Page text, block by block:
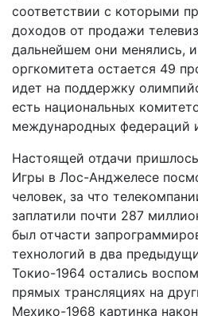
соответствии с которыми
доходов от продажи
дальнейшем они менялись,
оргкомитета остается 49
идет на поддержку
есть национальных
международных федераций
Настоящей отдачи
Игры в Лос-Анджелесе
человек, за что
заплатили почти 287
был отчасти
технологий в два
Токио-1964 остались
прямых трансляциях на
Мехико-1968 картинка